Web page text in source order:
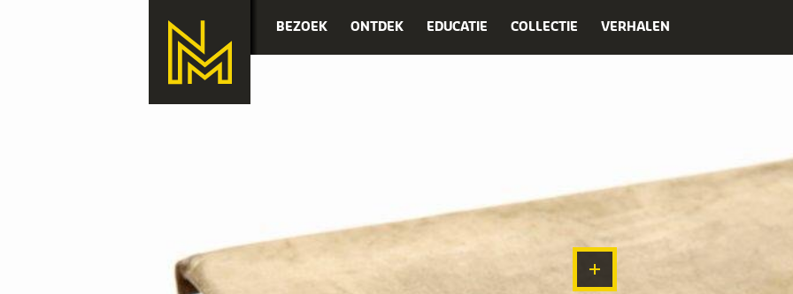
BEZOEK ONTDEK EDUCATIE COLLECTIE VERHALEN